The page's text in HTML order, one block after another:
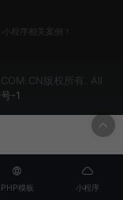
程序相关案例！
版权所有. All
-1
PHP模板 小程序